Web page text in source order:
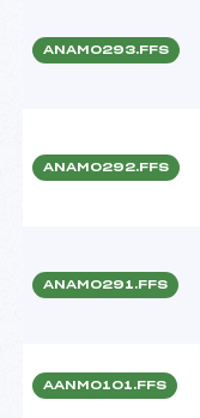
ANAM0293.FFS
ANAM0292.FFS
ANAM0291.FFS
AANM0101.FFS